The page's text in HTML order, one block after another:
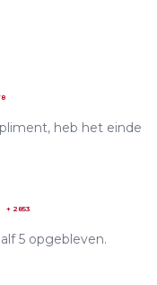
heb het einde
+ 2853
5 opgebleven.